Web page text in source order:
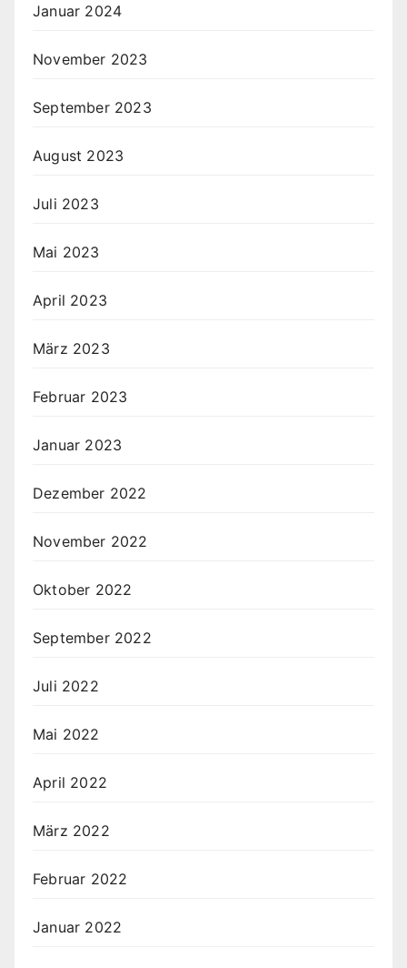
Januar 2024
November 2023
September 2023
August 2023
Juli 2023
Mai 2023
April 2023
März 2023
Februar 2023
Januar 2023
Dezember 2022
November 2022
Oktober 2022
September 2022
Juli 2022
Mai 2022
April 2022
März 2022
Februar 2022
Januar 2022